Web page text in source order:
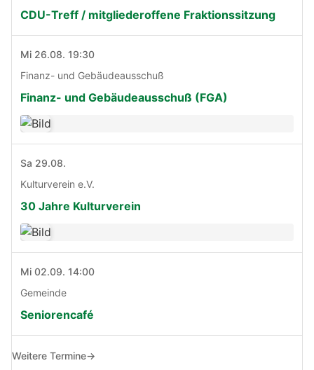
CDU-Treff / mitgliederoffene Fraktionssitzung
Mi 26.08. 19:30
Finanz- und Gebäudeausschuß
Finanz- und Gebäudeausschuß (FGA)
Sa 29.08.
Kulturverein e.V.
30 Jahre Kulturverein
Mi 02.09. 14:00
Gemeinde
Seniorencafé
Weitere Termine→